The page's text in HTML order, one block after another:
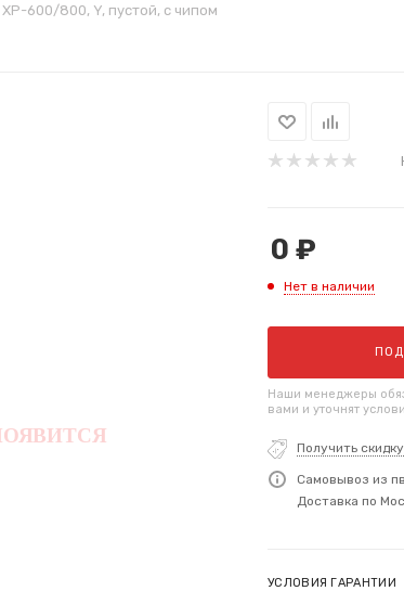
600/800, Y, пустой, с чипом
0 ₽
Нет в наличии
ПОД
Наши менеджеры
вами и уточнят
Получить скидку
Самовывоз из
Доставка по
УСЛОВИЯ ГАРАНТИИ